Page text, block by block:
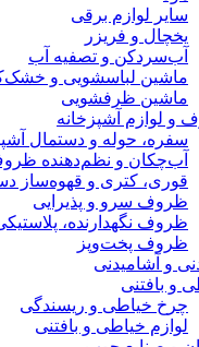
سایر لوازم برقی
یخچال و فریزر
آب‌سردکن و تصفیه آب
ماشین لباسشویی و
ماشین ظرفشویی
و لوازم آشپزخانه
سفره، حوله و دستمال
آب‌چکان و نظم‌دهنده
قوری، کتری و قهوه‌ساز
ظروف سرو و پذیرایی
ظروف نگهدارنده،
ظروف پخت‌وپز
و آشامیدنی
و بافتنی
چرخ خیاطی و ریسندگی
لوازم خیاطی و بافتنی